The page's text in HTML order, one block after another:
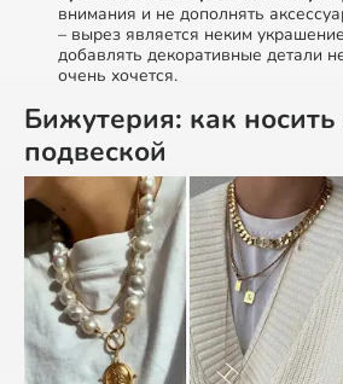
внимания и не дополнять
– вырез является неким
добавлять декоративные детали
очень хочется.
Бижутерия: как носить
подвеской